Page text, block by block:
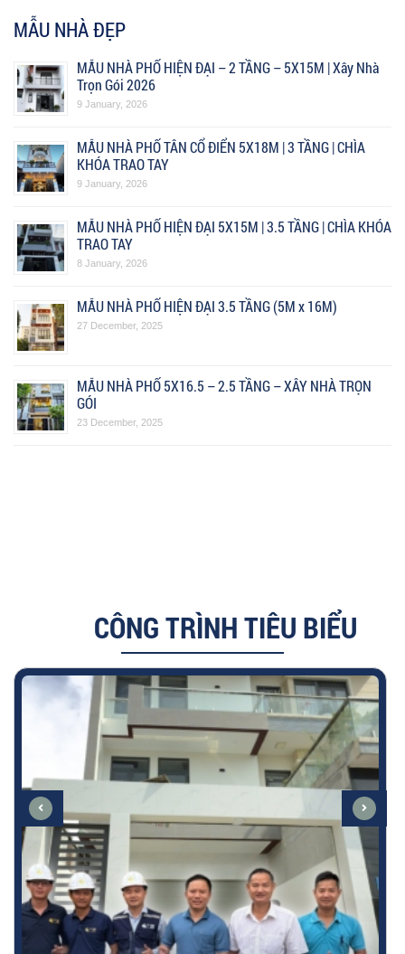
MẪU NHÀ ĐẸP
MẪU NHÀ PHỐ HIỆN ĐẠI – 2 TẦNG – 5X15M | Xây Nhà
Trọn Gói 2026
9 January, 2026
MẪU NHÀ PHỐ TÂN CỔ ĐIỂN 5X18M | 3 TẦNG | CHÌA
KHÓA TRAO TAY
9 January, 2026
MẪU NHÀ PHỐ HIỆN ĐẠI 5X15M | 3.5 TẦNG | CHÌA KHÓA
TRAO TAY
8 January, 2026
MẪU NHÀ PHỐ HIỆN ĐẠI 3.5 TẦNG (5M x 16M)
27 December, 2025
MẪU NHÀ PHỐ 5X16.5 – 2.5 TẦNG – XÂY NHÀ TRỌN
GÓI
23 December, 2025
CÔNG TRÌNH TIÊU BIỂU